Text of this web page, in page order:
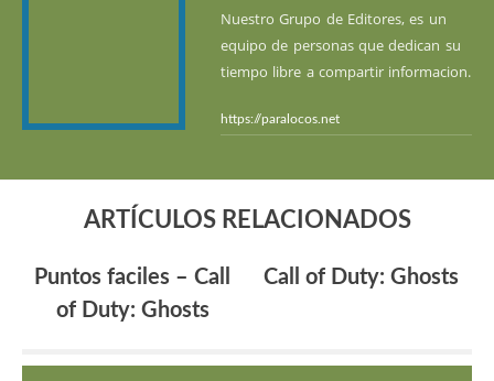
Nuestro Grupo de Editores, es un
equipo de personas que dedican su
tiempo libre a compartir informacion.
https://paralocos.net
ARTÍCULOS RELACIONADOS
Puntos faciles – Call
of Duty: Ghosts
Call of Duty: Ghosts